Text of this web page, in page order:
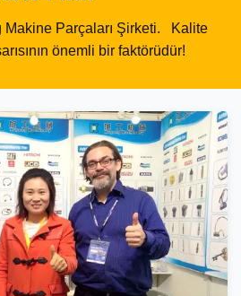
Makine Parçaları Şirketi. Kalite
önemli bir faktörüdür!